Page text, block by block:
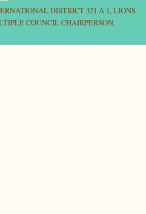
DISTRICT 321 A 1,LIONS
COUNCIL CHAIRPERSON,